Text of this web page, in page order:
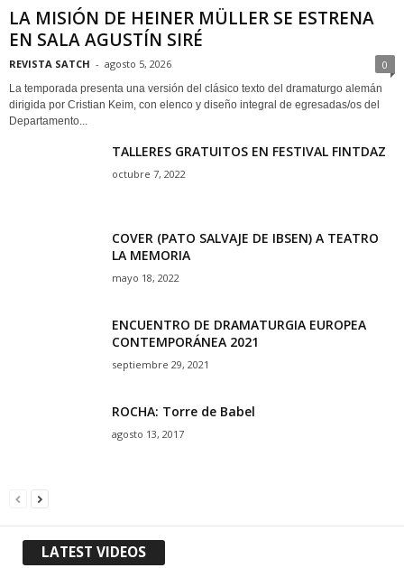
LA MISIÓN DE HEINER MÜLLER SE ESTRENA
EN SALA AGUSTÍN SIRÉ
REVISTA SATCH - agosto 5, 2026 0
La temporada presenta una versión del clásico texto del dramaturgo alemán
dirigida por Cristian Keim, con elenco y diseño integral de egresadas/os del
Departamento...
TALLERES GRATUITOS EN FESTIVAL FINTDAZ
octubre 7, 2022
COVER (PATO SALVAJE DE IBSEN) A TEATRO
LA MEMORIA
mayo 18, 2022
ENCUENTRO DE DRAMATURGIA EUROPEA
CONTEMPORÁNEA 2021
septiembre 29, 2021
ROCHA: Torre de Babel
agosto 13, 2017
LATEST VIDEOS